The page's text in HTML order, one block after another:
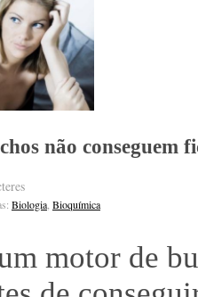
não
Biologia, Bioquímica
motor de